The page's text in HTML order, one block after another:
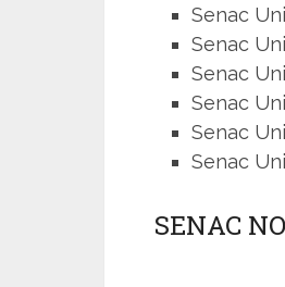
Senac
Senac
Senac
Senac
Senac
Senac
SENAC